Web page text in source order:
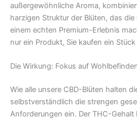
außergewöhnliche Aroma,
harzigen Struktur der Blüten, das
einem echten Premium-Erlebnis
nur ein Produkt, Sie kaufen ein
Die Wirkung: Fokus auf
Wie alle unsere CBD-Blüten halten
selbstverständlich die strengen
Anforderungen ein. Der THC-Gehalt